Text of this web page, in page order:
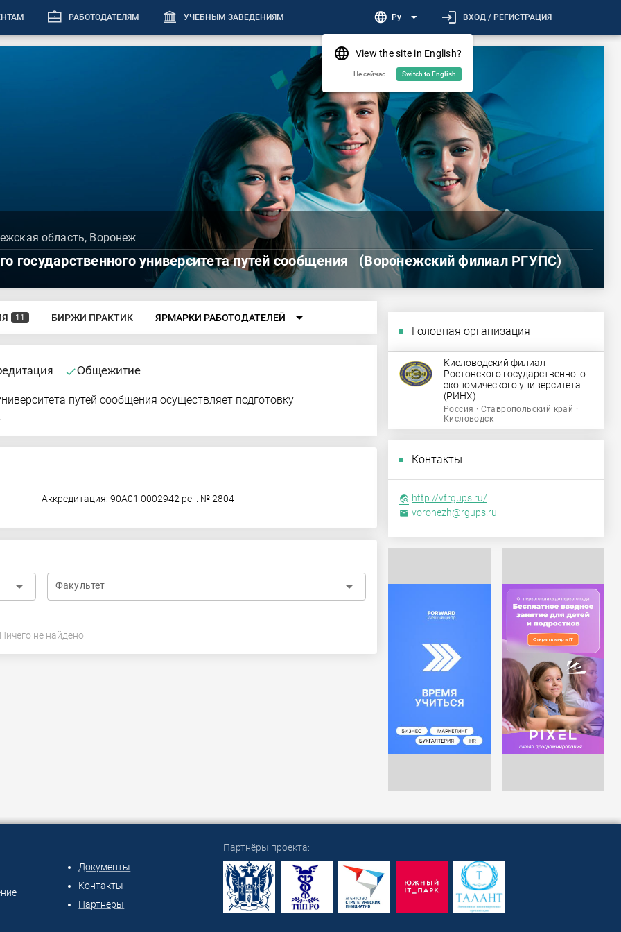
РАБОТОДАТЕЛЯМ УЧЕБНЫМ ЗАВЕДЕНИЯМ language Ру arrow_drop_down login ВХОД / РЕГИСТРАЦИЯ
область, Воронеж
государственного университета путей сообщения (Воронежский филиал РГУПС)
11 БИРЖИ ПРАКТИК ЯРМАРКИ РАБОТОДАТЕЛЕЙ arrow_drop_down
doneОбщежитие
путей сообщения осуществляет подготовку
Аккредитация: 90А01 0002942 рег. № 2804
arrow_drop_down Факультет arrow_drop_down
Ничего не найдено
Головная организация
Кисловодский филиал
Ростовского государственного
экономического университета
(РИНХ)
Россия · Ставропольский край ·
Кисловодск
Контакты
travel_explore http://vfrgups.ru/
email voronezh@rgups.ru
Документы
Контакты
Партнёры
Партнёры проекта:
language View the site in English?
Не сейчас Switch to English